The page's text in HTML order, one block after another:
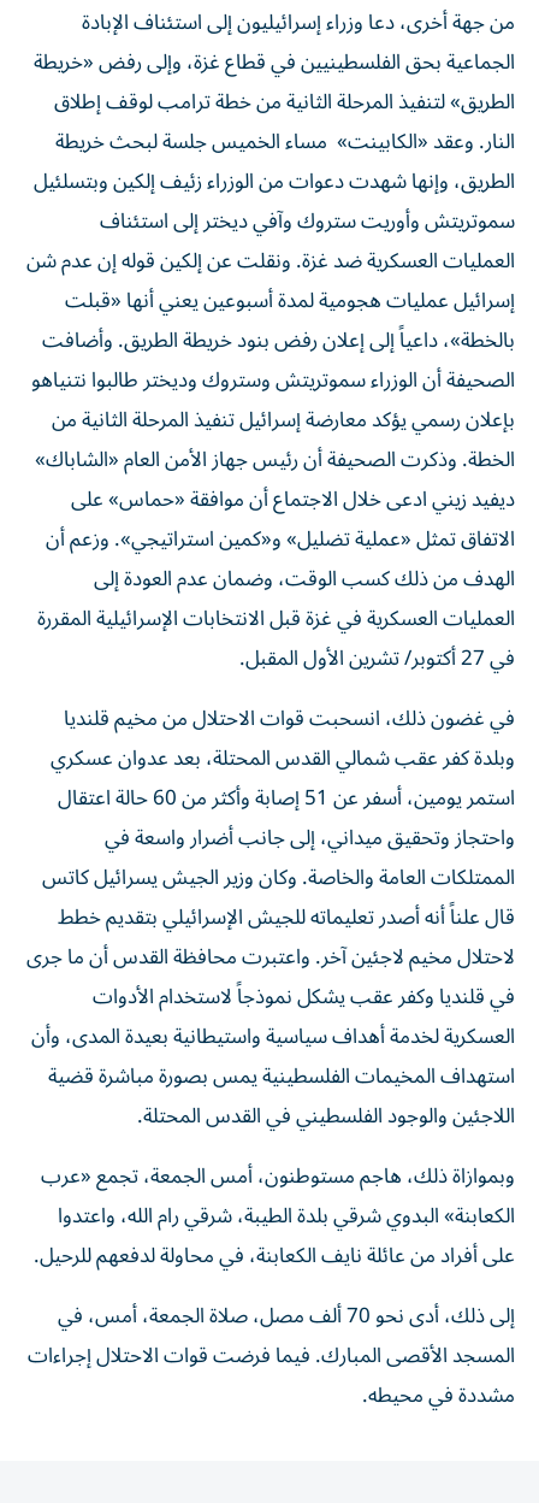
من جهة أخرى، دعا وزراء إسرائيليون إلى استئناف الإبادة
الجماعية بحق الفلسطينيين في قطاع غزة، وإلى رفض «خريطة
الطريق» لتنفيذ المرحلة الثانية من خطة ترامب لوقف إطلاق
النار. وعقد «الكابينت» مساء الخميس جلسة لبحث خريطة
الطريق، وإنها شهدت دعوات من الوزراء زئيف إلكين وبتسلئيل
سموتريتش وأوريت ستروك وآفي ديختر إلى استئناف
العمليات العسكرية ضد غزة. ونقلت عن إلكين قوله إن عدم شن
إسرائيل عمليات هجومية لمدة أسبوعين يعني أنها «قبلت
بالخطة»، داعياً إلى إعلان رفض بنود خريطة الطريق. وأضافت
الصحيفة أن الوزراء سموتريتش وستروك وديختر طالبوا نتنياهو
بإعلان رسمي يؤكد معارضة إسرائيل تنفيذ المرحلة الثانية من
الخطة. وذكرت الصحيفة أن رئيس جهاز الأمن العام «الشاباك»
ديفيد زيني ادعى خلال الاجتماع أن موافقة «حماس» على
الاتفاق تمثل «عملية تضليل» و«كمين استراتيجي». وزعم أن
الهدف من ذلك كسب الوقت، وضمان عدم العودة إلى
العمليات العسكرية في غزة قبل الانتخابات الإسرائيلية المقررة
في 27 أكتوبر/ تشرين الأول المقبل.
في غضون ذلك، انسحبت قوات الاحتلال من مخيم قلنديا
وبلدة كفر عقب شمالي القدس المحتلة، بعد عدوان عسكري
استمر يومين، أسفر عن 51 إصابة وأكثر من 60 حالة اعتقال
واحتجاز وتحقيق ميداني، إلى جانب أضرار واسعة في
الممتلكات العامة والخاصة. وكان وزير الجيش يسرائيل كاتس
قال علناً أنه أصدر تعليماته للجيش الإسرائيلي بتقديم خطط
لاحتلال مخيم لاجئين آخر. واعتبرت محافظة القدس أن ما جرى
في قلنديا وكفر عقب يشكل نموذجاً لاستخدام الأدوات
العسكرية لخدمة أهداف سياسية واستيطانية بعيدة المدى، وأن
استهداف المخيمات الفلسطينية يمس بصورة مباشرة قضية
اللاجئين والوجود الفلسطيني في القدس المحتلة.
وبموازاة ذلك، هاجم مستوطنون، أمس الجمعة، تجمع «عرب
الكعابنة» البدوي شرقي بلدة الطيبة، شرقي رام الله، واعتدوا
على أفراد من عائلة نايف الكعابنة، في محاولة لدفعهم للرحيل.
إلى ذلك، أدى نحو 70 ألف مصل، صلاة الجمعة، أمس، في
المسجد الأقصى المبارك. فيما فرضت قوات الاحتلال إجراءات
مشددة في محيطه.